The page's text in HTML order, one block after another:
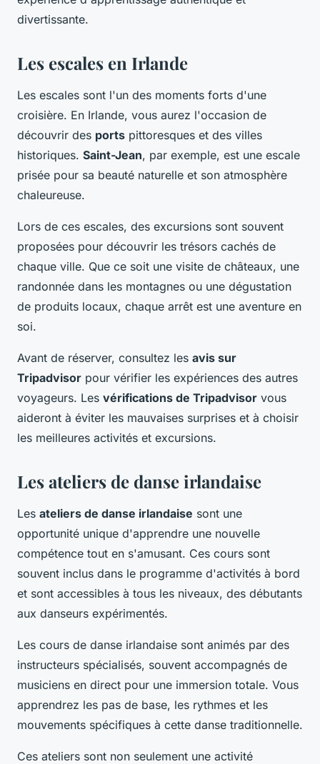
divertissante.
Les escales en Irlande
Les escales sont l'un des moments forts d'une
croisière. En Irlande, vous aurez l'occasion de
découvrir des ports pittoresques et des villes
historiques. Saint-Jean, par exemple, est une escale
prisée pour sa beauté naturelle et son atmosphère
chaleureuse.
Lors de ces escales, des excursions sont souvent
proposées pour découvrir les trésors cachés de
chaque ville. Que ce soit une visite de châteaux, une
randonnée dans les montagnes ou une dégustation
de produits locaux, chaque arrêt est une aventure en
soi.
Avant de réserver, consultez les avis sur
Tripadvisor pour vérifier les expériences des autres
voyageurs. Les vérifications de Tripadvisor vous
aideront à éviter les mauvaises surprises et à choisir
les meilleures activités et excursions.
Les ateliers de danse irlandaise
Les ateliers de danse irlandaise sont une
opportunité unique d'apprendre une nouvelle
compétence tout en s'amusant. Ces cours sont
souvent inclus dans le programme d'activités à bord
et sont accessibles à tous les niveaux, des débutants
aux danseurs expérimentés.
Les cours de danse irlandaise sont animés par des
instructeurs spécialisés, souvent accompagnés de
musiciens en direct pour une immersion totale. Vous
apprendrez les pas de base, les rythmes et les
mouvements spécifiques à cette danse traditionnelle.
Ces ateliers sont non seulement une activité